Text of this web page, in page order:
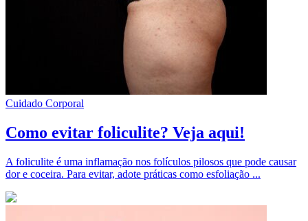
Cuidado Corporal
Como evitar foliculite? Veja aqui!
A foliculite é uma inflamação nos folículos pilosos que pode causar
dor e coceira. Para evitar, adote práticas como esfoliação ...